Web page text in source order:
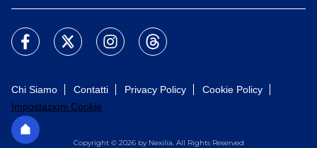
Chi Siamo Contatti Privacy Policy
Cookie Policy
Impostazioni Cookie
Copyright © 2026 by Nexilia. All Rights Reserved